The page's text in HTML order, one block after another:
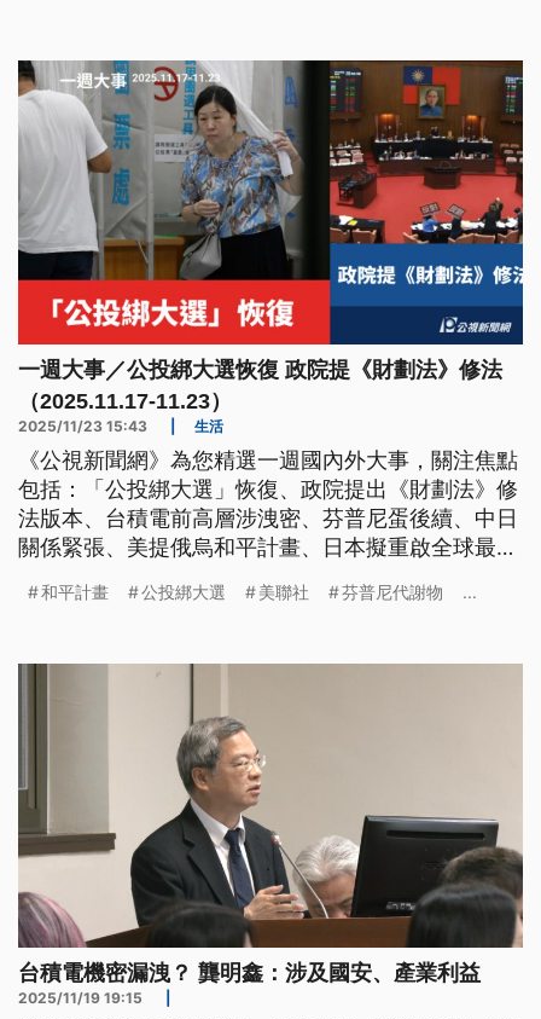
一週大事／公投綁大選恢復 政院提《財劃法》修法
（2025.11.17-11.23）
2025/11/23 15:43 生活
《公視新聞網》為您精選一週國內外大事，關注焦點
包括：「公投綁大選」恢復、政院提出《財劃法》修
法版本、台積電前高層涉洩密、芬普尼蛋後續、中日
關係緊張、美提俄烏和平計畫、日本擬重啟全球最大
和平計畫 公投綁大選 美聯社 芬普尼代謝物 ...
台積電機密漏洩？ 龔明鑫：涉及國安、產業利益
2025/11/19 19:15